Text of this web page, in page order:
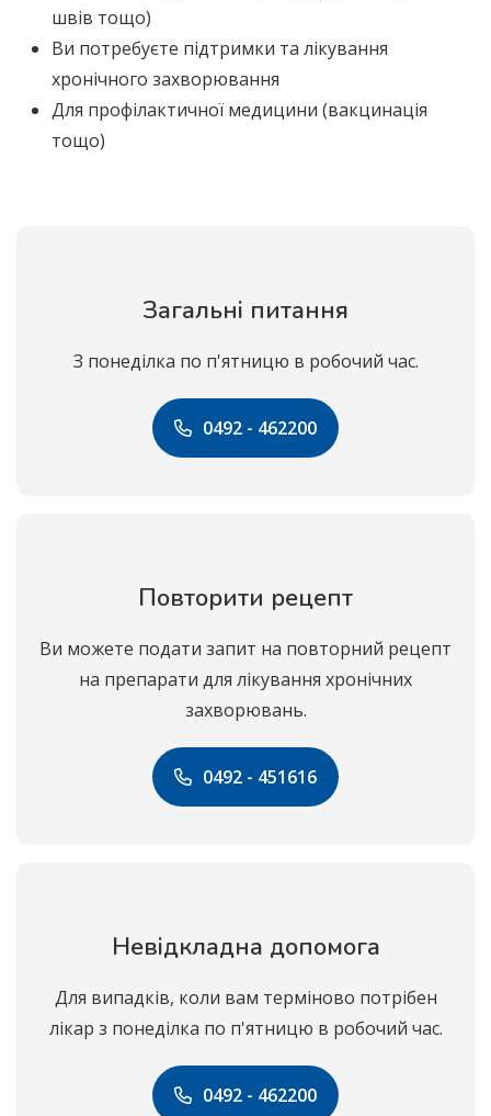
швів тощо)
Ви потребуєте підтримки та лікування
хронічного захворювання
Для профілактичної медицини (вакцинація
тощо)
Загальні питання
З понеділка по п'ятницю в робочий час.
0492 - 462200
Повторити рецепт
Ви можете подати запит на повторний рецепт
на препарати для лікування хронічних
захворювань.
0492 - 451616
Невідкладна допомога
Для випадків, коли вам терміново потрібен
лікар з понеділка по п'ятницю в робочий час.
0492 - 462200